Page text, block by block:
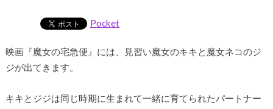
Pocket
映画『魔女の宅急便』には、見習い魔女のキキと魔女ネコのジ
ジが出てきます。
キキとジジは同じ時期に生まれて一緒に育てられたパートナー